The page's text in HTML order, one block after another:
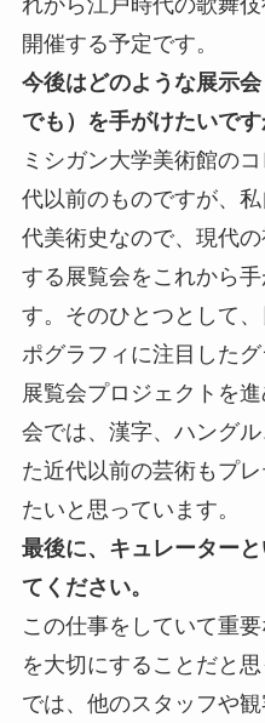
れから江戸時代の歌舞
開催する予定です。
今後はどのような展示
でも）を手がけたいです
ミシガン大学美術館の
代以前のものですが、
代美術史なので、現代
する展覧会をこれから
す。そのひとつとして
ポグラフィに注目した
展覧会プロジェクトを
会では、漢字、ハング
た近代以前の芸術もプ
たいと思っています。
最後に、キュレーター
てください。
この仕事をしていて重
を大切にすることだと
では、他のスタッフや